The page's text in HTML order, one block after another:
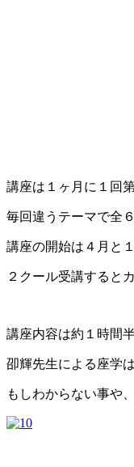
講座は１ヶ月に１回
毎回違うテーマで全
講座の開始は４月と
２クール受講すると
講座内容は約１時間
卲輝先生による座学
もしわからない事や